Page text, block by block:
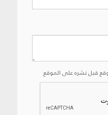
قبل نشره على الموقع